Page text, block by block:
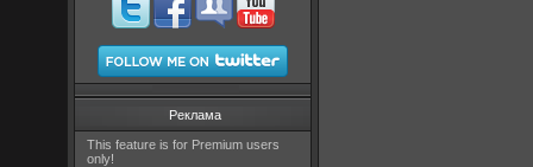
Реклама
This feature is for Premium users
only!